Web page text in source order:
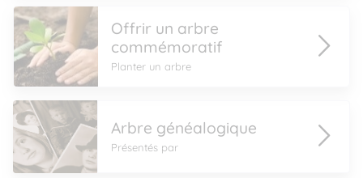
Offrir un arbre
commémoratif
Planter un arbre
Arbre généalogique
Présentés par